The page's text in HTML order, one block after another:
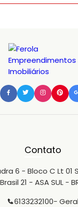
Contato
6 - Bloco C Lt 01
21 - ASA SUL -
6133232100- Geral